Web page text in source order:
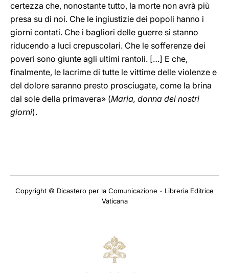
certezza che, nonostante tutto, la morte non avrà più
presa su di noi. Che le ingiustizie dei popoli hanno i
giorni contati. Che i bagliori delle guerre si stanno
riducendo a luci crepuscolari. Che le sofferenze dei
poveri sono giunte agli ultimi rantoli. […] E che,
finalmente, le lacrime di tutte le vittime delle violenze e
del dolore saranno presto prosciugate, come la brina
dal sole della primavera» (Maria, donna dei nostri
giorni).
Copyright © Dicastero per la Comunicazione - Libreria Editrice
Vaticana